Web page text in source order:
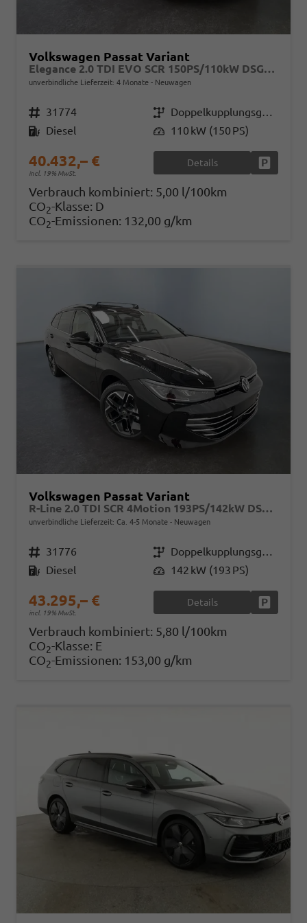
Volkswagen Passat Variant
Elegance 2.0 TDI EVO SCR 150PS/110kW DSG7 2026
unverbindliche Lieferzeit: 4 Monate Neuwagen
Fahrzeugnr. 31774 Getriebe
Doppelkupplungsgetriebe (DSG)
Kraftstoff Diesel Leistung 110 kW (150 PS)
40.432,– €
incl. 19% MwSt.
Details
Verbrauch kombiniert: 5,00 l/100km
CO2-Klasse: D
CO2-Emissionen: 132,00 g/km
Volkswagen Passat Variant
R-Line 2.0 TDI SCR 4Motion 193PS/142kW DSG7 2026
unverbindliche Lieferzeit: Ca. 4-5 Monate Neuwagen
Fahrzeugnr. 31776 Getriebe
Doppelkupplungsgetriebe (DSG)
Kraftstoff Diesel Leistung 142 kW (193 PS)
43.295,– €
incl. 19% MwSt.
Details
Verbrauch kombiniert: 5,80 l/100km
CO2-Klasse: E
CO2-Emissionen: 153,00 g/km